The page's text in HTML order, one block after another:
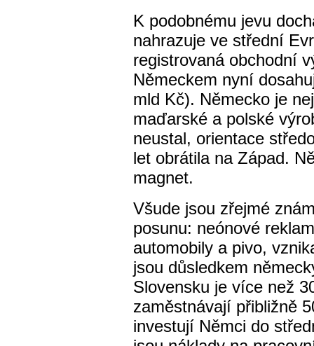
K podobnému jevu
nahrazuje ve střední
registrovaná obchodní
Německem nyní
mld Kč). Německo je
maďarské a polské
neustal, orientace
let obrátila na Západ.
magnet.
Všude jsou zřejmé
posunu: neónové
automobily a pivo,
jsou důsledkem
Slovensku je více než
zaměstnávají přibližně
investují Němci do